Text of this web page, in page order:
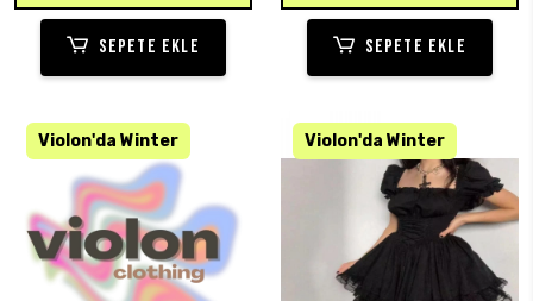
SEPETE EKLE SEPETE EKLE